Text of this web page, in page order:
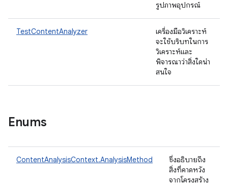
รูปภาพอุปกรณ์
TestContentAnalyzer
เครื่องมือวิเคราะห์
จะใช้บริบทในการ
วิเคราะห์และ
พิจารณาว่าสิ่งใดน่า
สนใจ
Enums
ContentAnalysisContext.AnalysisMethod
ซึ่งอธิบายถึง
สิ่งที่คาดหวัง
จากโครงสร้าง